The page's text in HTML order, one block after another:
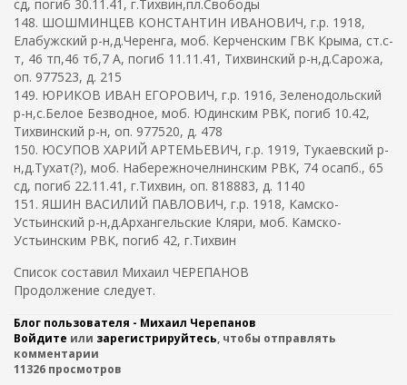
сд, погиб 30.11.41, г.Тихвин,пл.Свободы
148. ШОШМИНЦЕВ КОНСТАНТИН ИВАНОВИЧ, г.р. 1918,
Елабужский р-н,д.Черенга, моб. Керченским ГВК Крыма, ст.с-
т, 46 тп,46 тб,7 А, погиб 11.11.41, Тихвинский р-н,д.Сарожа,
оп. 977523, д. 215
149. ЮРИКОВ ИВАН ЕГОРОВИЧ, г.р. 1916, Зеленодольский
р-н,с.Белое Безводное, моб. Юдинским РВК, погиб 10.42,
Тихвинский р-н, оп. 977520, д. 478
150. ЮСУПОВ ХАРИЙ АРТЕМЬЕВИЧ, г.р. 1919, Тукаевский р-
н,д.Тухат(?), моб. Набережночелнинским РВК, 74 осапб., 65
сд, погиб 22.11.41, г.Тихвин, оп. 818883, д. 1140
151. ЯШИН ВАСИЛИЙ ПАВЛОВИЧ, г.р. 1918, Камско-
Устьинский р-н,д.Архангельские Кляри, моб. Камско-
Устьинским РВК, погиб 42, г.Тихвин
Список составил Михаил ЧЕРЕПАНОВ
Продолжение следует.
Блог пользователя - Михаил Черепанов
Войдите или зарегистрируйтесь, чтобы отправлять
комментарии
11326 просмотров